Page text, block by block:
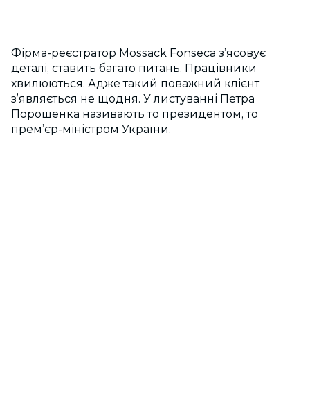
Фірма-реєстратор Mossack Fonseca з’ясовує
деталі, ставить багато питань. Працівники
хвилюються. Адже такий поважний клієнт
з’являється не щодня. У листуванні Петра
Порошенка називають то президентом, то
прем’єр-міністром України.